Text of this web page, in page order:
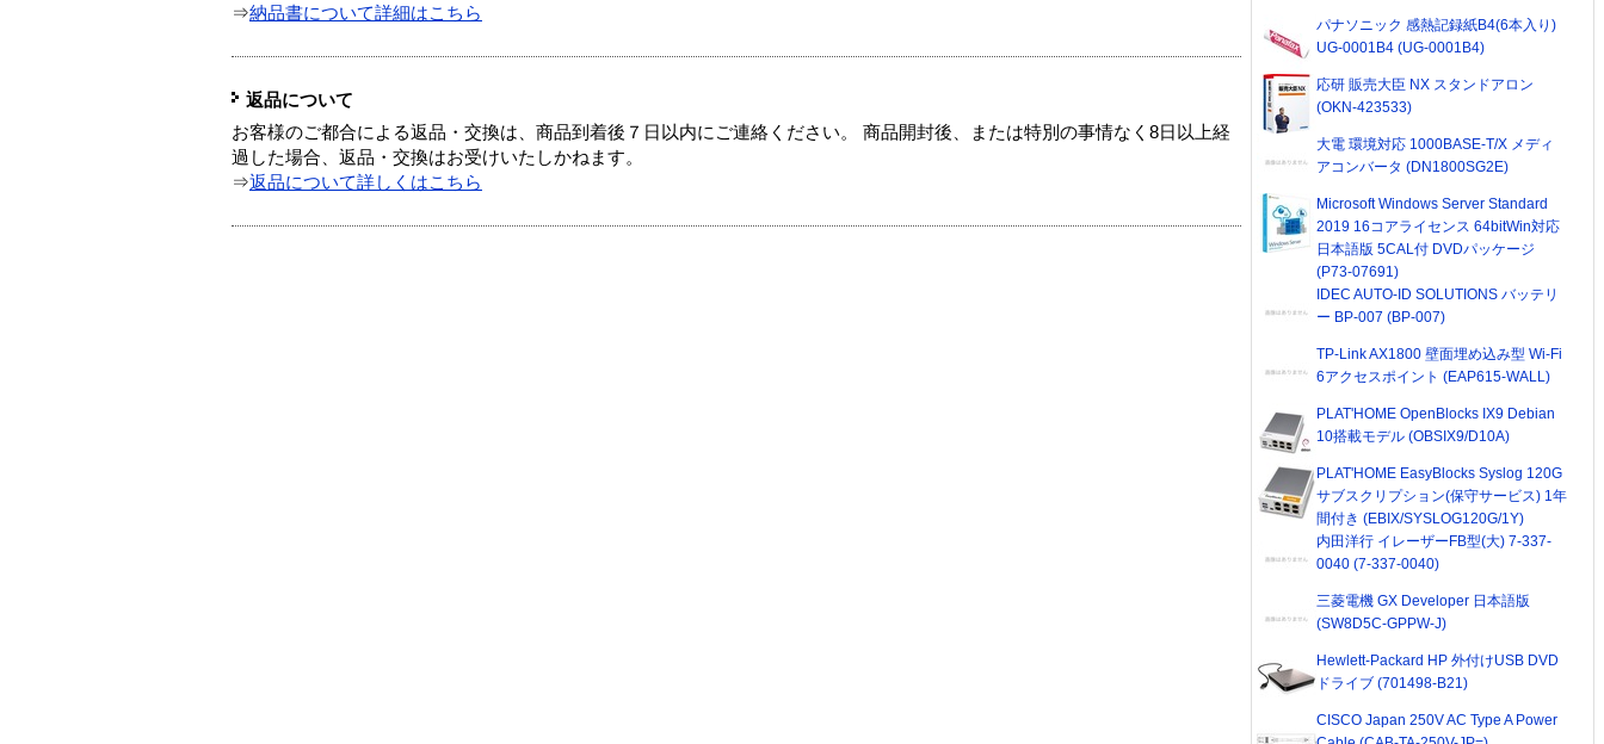
⇒納品書について詳細はこちら
返品について
お客様のご都合による返品・交換は、商品到着後７日以内にご連絡ください。 商品開封後、または特別の事情なく8日以上経
過した場合、返品・交換はお受けいたしかねます。
⇒返品について詳しくはこちら
パナソニック 感熱記録紙B4(6本入り)
UG-0001B4 (UG-0001B4)
応研 販売大臣 NX スタンドアロン
(OKN-423533)
大電 環境対応 1000BASE-T/X メディ
アコンバータ (DN1800SG2E)
Microsoft Windows Server Standard
2019 16コアライセンス 64bitWin対応
日本語版 5CAL付 DVDパッケージ
(P73-07691)
IDEC AUTO-ID SOLUTIONS バッテリ
ー BP-007 (BP-007)
TP-Link AX1800 壁面埋め込み型 Wi-Fi
6アクセスポイント (EAP615-WALL)
PLAT'HOME OpenBlocks IX9 Debian
10搭載モデル (OBSIX9/D10A)
PLAT'HOME EasyBlocks Syslog 120G
サブスクリプション(保守サービス) 1年
間付き (EBIX/SYSLOG120G/1Y)
内田洋行 イレーザーFB型(大) 7-337-
0040 (7-337-0040)
三菱電機 GX Developer 日本語版
(SW8D5C-GPPW-J)
Hewlett-Packard HP 外付けUSB DVD
ドライブ (701498-B21)
CISCO Japan 250V AC Type A Power